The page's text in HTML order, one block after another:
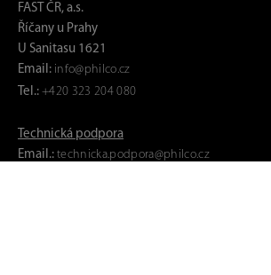
FAST ČR, a.s.
Říčany u Prahy
U Sanitasu 1621
Email: info@philco.cz
Tel.: +420 323 204 080
Technická podpora
Email.: technicka.podpora@philco.cz